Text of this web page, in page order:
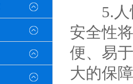
5.人性
安全性
便、易
大的保